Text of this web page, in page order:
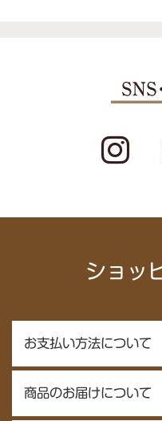
ショッ
お支払い方法について
商品のお届けについて